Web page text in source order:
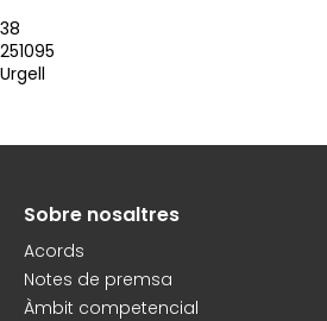
38
251095
Urgell
Peu
Sobre nosaltres
Acords
Notes de premsa
Àmbit competencial